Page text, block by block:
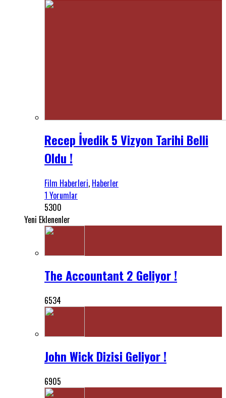
Recep İvedik 5 Vizyon Tarihi Belli
Oldu !
Film Haberleri, Haberler
1 Yorumlar
5300
Yeni Eklenenler
The Accountant 2 Geliyor !
6534
John Wick Dizisi Geliyor !
6905